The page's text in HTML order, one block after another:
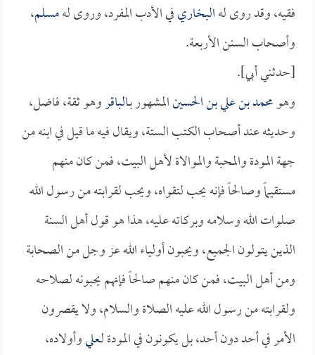
فقيه، وقد روى لهالبخاريفي الأدب المفرد، وروى لهمسلم،
وأصحاب السنن الأربعة.
[حدثني أبي].
وهومحمد بن علي بن الحسينالمشهور بـالباقروهو ثقة، فاضل،
وحديثه عند أصحاب الكتب الستة، ويقال فيه ما قيل في ابنه من
جهة المودة والمحبة والموالاة لأهل البيت، فمن كان منهم
مستقيماً وصالحاً فإنه يحب لتقواه، ويحب لقرابته من رسول الله
صلوات الله وسلامه وبركاته عليه، هذا هو قول أهل السنة
الذين يتولون الجميع، ويحبون أولياء الله عز وجل من الصحابة
ومن أهل البيت، فمن كان منهم صالحاً فإنهم يحبونه لصلاحه
ولقرابته من رسول الله عليه الصلاة والسلام، ولا يقصرون
الأمر في أحد دون أحد، بل يكونون في المودة لـعليوأولاده،